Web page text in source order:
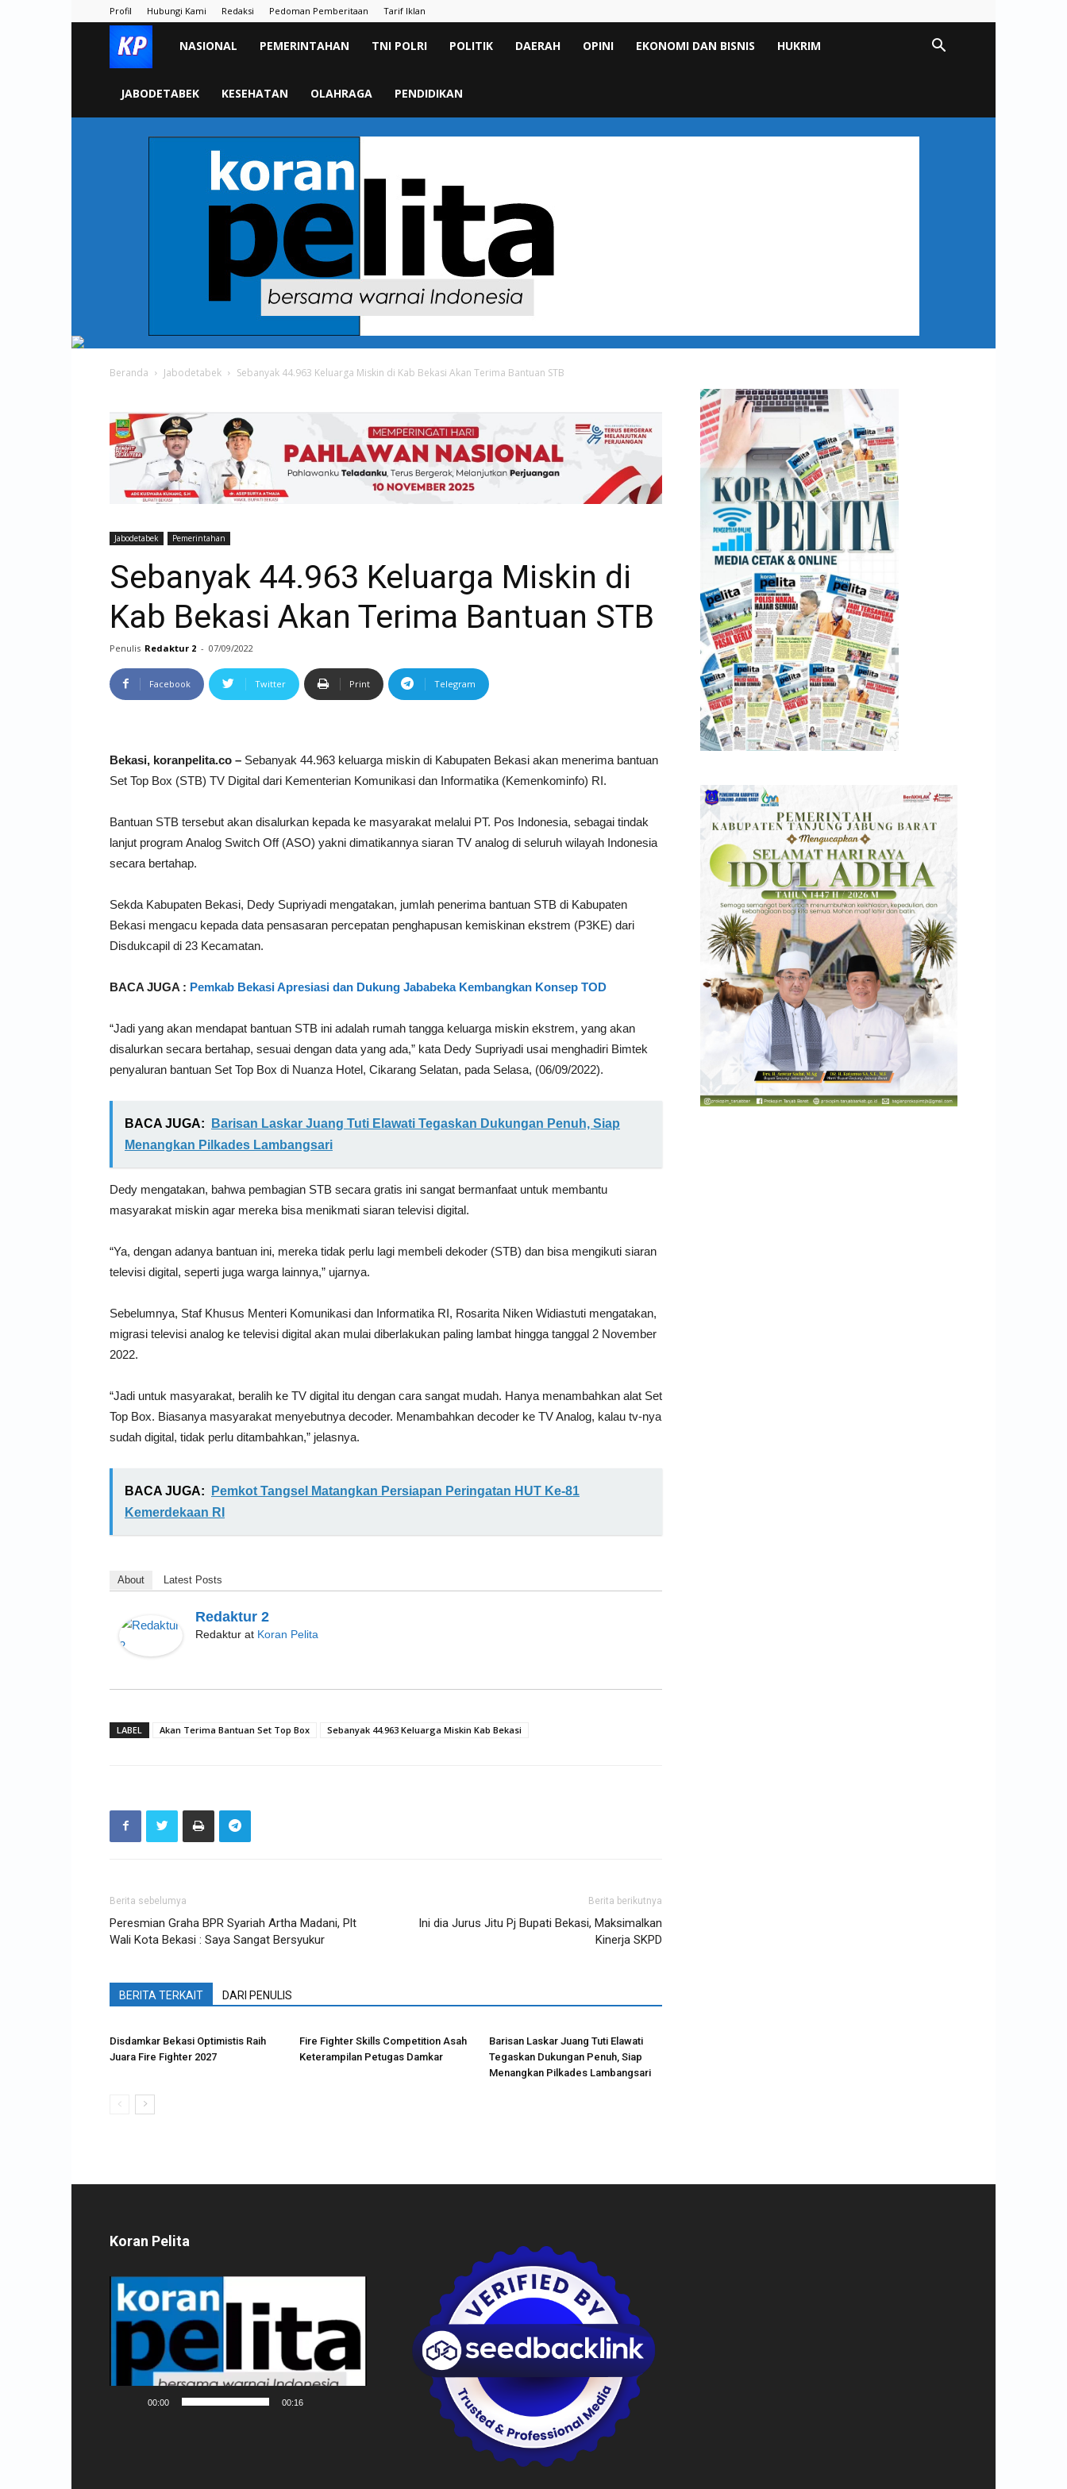
Profil Hubungi Kami Redaksi Pedoman Pemberitaan Tarif Iklan
KORAN
PELITA
NASIONAL PEMERINTAHAN TNI POLRI POLITIK DAERAH OPINI EKONOMI DAN BISNIS HUKRIM
JABODETABEK KESEHATAN OLAHRAGA PENDIDIKAN
Beranda Jabodetabek Sebanyak 44.963 Keluarga Miskin di Kab Bekasi Akan Terima Bantuan STB
Jabodetabek Pemerintahan
Sebanyak 44.963 Keluarga Miskin di
Kab Bekasi Akan Terima Bantuan STB
Penulis Redaktur 2 - 07/09/2022
Facebook Twitter Print Telegram
Bekasi, koranpelita.co – Sebanyak 44.963 keluarga miskin di Kabupaten Bekasi akan menerima bantuan
Set Top Box (STB) TV Digital dari Kementerian Komunikasi dan Informatika (Kemenkominfo) RI.
Bantuan STB tersebut akan disalurkan kepada ke masyarakat melalui PT. Pos Indonesia, sebagai tindak
lanjut program Analog Switch Off (ASO) yakni dimatikannya siaran TV analog di seluruh wilayah Indonesia
secara bertahap.
Sekda Kabupaten Bekasi, Dedy Supriyadi mengatakan, jumlah penerima bantuan STB di Kabupaten
Bekasi mengacu kepada data pensasaran percepatan penghapusan kemiskinan ekstrem (P3KE) dari
Disdukcapil di 23 Kecamatan.
BACA JUGA : Pemkab Bekasi Apresiasi dan Dukung Jababeka Kembangkan Konsep TOD
“Jadi yang akan mendapat bantuan STB ini adalah rumah tangga keluarga miskin ekstrem, yang akan
disalurkan secara bertahap, sesuai dengan data yang ada,” kata Dedy Supriyadi usai menghadiri Bimtek
penyaluran bantuan Set Top Box di Nuanza Hotel, Cikarang Selatan, pada Selasa, (06/09/2022).
BACA JUGA:
Barisan Laskar Juang Tuti Elawati Tegaskan Dukungan Penuh, Siap
Menangkan Pilkades Lambangsari
Dedy mengatakan, bahwa pembagian STB secara gratis ini sangat bermanfaat untuk membantu
masyarakat miskin agar mereka bisa menikmati siaran televisi digital.
“Ya, dengan adanya bantuan ini, mereka tidak perlu lagi membeli dekoder (STB) dan bisa mengikuti siaran
televisi digital, seperti juga warga lainnya,” ujarnya.
Sebelumnya, Staf Khusus Menteri Komunikasi dan Informatika RI, Rosarita Niken Widiastuti mengatakan,
migrasi televisi analog ke televisi digital akan mulai diberlakukan paling lambat hingga tanggal 2 November
2022.
“Jadi untuk masyarakat, beralih ke TV digital itu dengan cara sangat mudah. Hanya menambahkan alat Set
Top Box. Biasanya masyarakat menyebutnya decoder. Menambahkan decoder ke TV Analog, kalau tv-nya
sudah digital, tidak perlu ditambahkan,” jelasnya.
BACA JUGA:
Pemkot Tangsel Matangkan Persiapan Peringatan HUT Ke-81
Kemerdekaan RI
About Latest Posts
Redaktur 2
Redaktur at Koran Pelita
LABEL Akan Terima Bantuan Set Top Box Sebanyak 44.963 Keluarga Miskin Kab Bekasi
Berita sebelumya
Peresmian Graha BPR Syariah Artha Madani, Plt
Wali Kota Bekasi : Saya Sangat Bersyukur
Berita berikutnya
Ini dia Jurus Jitu Pj Bupati Bekasi, Maksimalkan
Kinerja SKPD
BERITA TERKAIT DARI PENULIS
Disdamkar Bekasi Optimistis Raih
Juara Fire Fighter 2027
Fire Fighter Skills Competition Asah
Keterampilan Petugas Damkar
Barisan Laskar Juang Tuti Elawati
Tegaskan Dukungan Penuh, Siap
Menangkan Pilkades Lambangsari
Koran Pelita
Pemutar
Video
00:00 00:16